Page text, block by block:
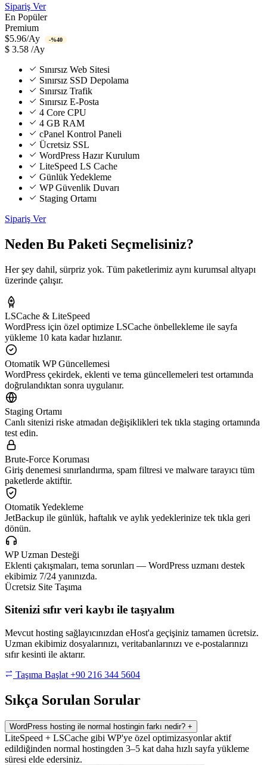
Sipariş Ver
En Popüler
Premium
$5.96/Ay
-%40
$ 3.58 /Ay
Sınırsız Web Sitesi
Sınırsız SSD Depolama
Sınırsız Trafik
Sınırsız E-Posta
4 Core CPU
4 GB RAM
cPanel Kontrol Paneli
Ücretsiz SSL
WordPress Hazır Kurulum
LiteSpeed LS Cache
Günlük Yedekleme
WP Güvenlik Duvarı
Staging Ortamı
Sipariş Ver
Neden Bu Paketi Seçmelisiniz?
Her şey dahil, sürpriz yok. Tüm paketlerimiz aynı kurumsal altyapı
üzerinde çalışır.
LSCache & LiteSpeed
WordPress için özel optimize LSCache önbellekleme ile sayfa
yükleme 10 kata kadar hızlanır.
Otomatik WP Güncellemesi
WordPress çekirdek, eklenti ve tema güncellemeleri test ortamında
doğrulandıktan sonra uygulanır.
Staging Ortamı
Canlı sitenizi riske atmadan değişiklikleri tek tıkla staging ortamında
test edin.
Brute-Force Koruması
Giriş denemesi sınırlandırma, spam filtresi ve malware tarayıcı tüm
paketlerde aktiftir.
Otomatik Yedekleme
JetBackup ile günlük, haftalık ve aylık yedeklerinize tek tıkla geri
dönün.
WP Uzman Desteği
Eklenti çakışmaları, tema sorunları — WordPress uzmanı destek
ekibimiz 7/24 yanınızda.
Ücretsiz Site Taşıma
Sitenizi sıfır veri kaybı ile taşıyalım
Mevcut hosting sağlayıcınızdan eHost'a geçişiniz tamamen ücretsiz.
Uzman ekibimiz dosyalarınızı, veritabanlarınızı ve e-postalarınızı
sıfır kesinti ile aktarır.
Taşıma Başlat +90 216 344 5604
Sıkça Sorulan Sorular
WordPress hosting ile normal hostingin farkı nedir? +
LiteSpeed + LSCache gibi WP'ye özel optimizasyonlar aktif
edildiğinden normal hostingden 3–5 kat daha hızlı sayfa yükleme
süresi elde edersiniz.